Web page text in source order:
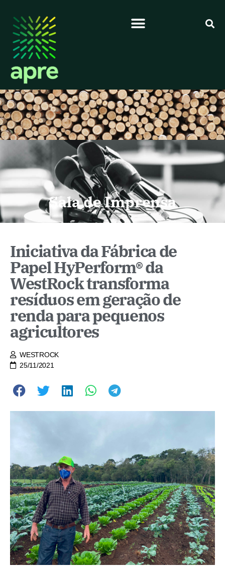
Sala de Imprensa
Iniciativa da Fábrica de
Papel HyPerform® da
WestRock transforma
resíduos em geração de
renda para pequenos
agricultores
WESTROCK
25/11/2021